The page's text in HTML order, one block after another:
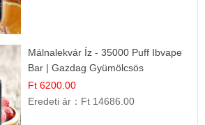
Málnalekvár Íz - 35000 Puff Ibvape
Bar | Gazdag Gyümölcsös
Ízélmény!
Ft 6200.00
Eredeti ár： Ft 14686.00